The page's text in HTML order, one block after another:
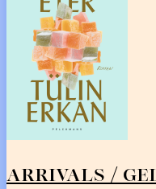
ARRIVALS /